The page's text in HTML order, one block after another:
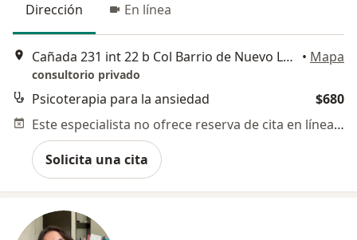
Dirección En línea
Cañada 231 int 22 b Col Barrio de Nuevo Leon Residencial Celestun, Puebla • Mapa
consultorio privado
Psicoterapia para la ansiedad
$680
Este especialista no ofrece reserva de cita en línea en esta dirección.
Solicita una cita